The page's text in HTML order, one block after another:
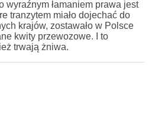
wyraźnym łamaniem prawa jest
tranzytem miało dojechać do
krajów, zostawało w Polsce
kwity przewozowe. I to
trwają żniwa.